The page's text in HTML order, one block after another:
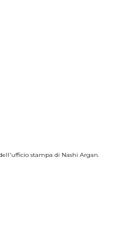
stampa di Nashi Argan.